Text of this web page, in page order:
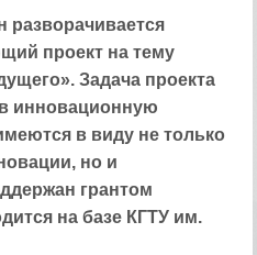
разворачивается
проект на тему
Задача проекта
инновационную
в виду не только
но и
грантом
на базе КГТУ им.